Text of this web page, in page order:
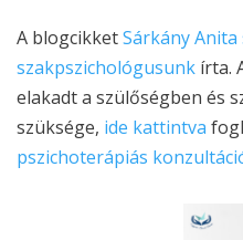
A blogcikketSárkány
szakpszichológusunk írta.
elakadt a szülőségben és
szüksége, ide kattintva
pszichoterápiás